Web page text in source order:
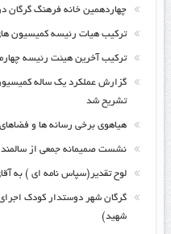
چهاردهمین خانه فرهنگ گرگان
ترکیب هیات رئیسه کمیسیون
ترکیب آخرین هیئت رئیسه
گزارش عملکرد یک ساله
تشریح شد
هیاهوی برخی رسانه ها و
نشست صمیمانه جمعی از
لوح تقدیر(سپاس نامه ای ) به
گرگان شهر دوستدار کودک
شهید)